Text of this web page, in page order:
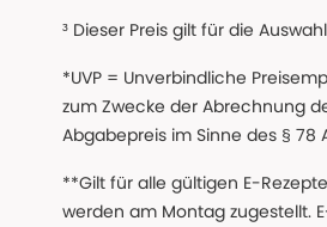
³ Dieser Preis gilt für die
*UVP = Unverbindliche
zum Zwecke der Abrechnung
Abgabepreis im Sinne des § 78
**Gilt für alle gültigen E-
werden am Montag zugestellt.